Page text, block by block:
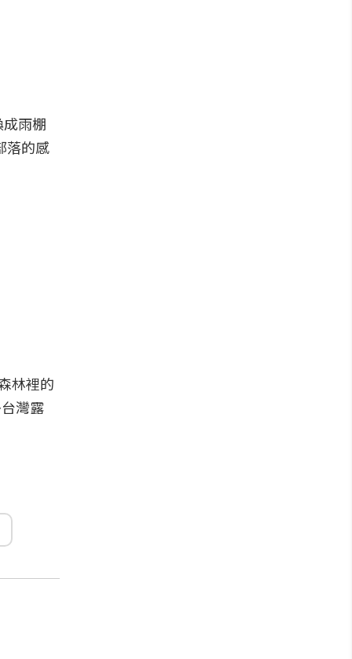
雨棚
落的感
林裡的
灣露